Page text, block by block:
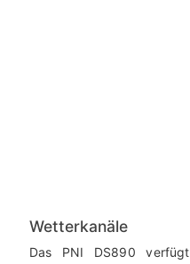
Wetterkanäle
Das PNI DS890 verfügt